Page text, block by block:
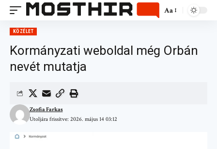
Aa
KÖZÉLET
Kormányzati weboldal még Orbán
nevét mutatja
Utoljára frissítve: 2026. május 14 03:12
Zsofia Farkas